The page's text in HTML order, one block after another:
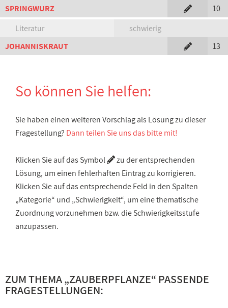
SPRINGWURZ
10
Literatur
schwierig
JOHANNISKRAUT
13
So können Sie helfen:
Sie haben einen weiteren Vorschlag als Lösung zu dieser
Fragestellung? Dann teilen Sie uns das bitte mit!
Klicken Sie auf das Symbol
zu der entsprechenden
Lösung, um einen fehlerhaften Eintrag zu korrigieren.
Klicken Sie auf das entsprechende Feld in den Spalten
„Kategorie“ und „Schwierigkeit“, um eine thematische
Zuordnung vorzunehmen bzw. die Schwierigkeitsstufe
anzupassen.
ZUM THEMA „ZAUBERPFLANZE“ PASSENDE
FRAGESTELLUNGEN: